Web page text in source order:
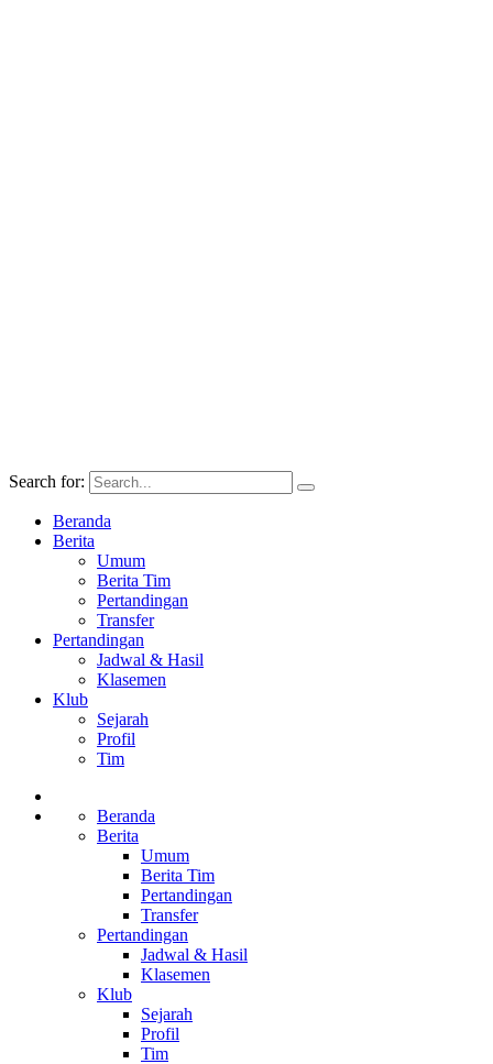
Search for:
Beranda
Berita
Umum
Berita Tim
Pertandingan
Transfer
Pertandingan
Jadwal & Hasil
Klasemen
Klub
Sejarah
Profil
Tim
Beranda
Berita
Umum
Berita Tim
Pertandingan
Transfer
Pertandingan
Jadwal & Hasil
Klasemen
Klub
Sejarah
Profil
Tim